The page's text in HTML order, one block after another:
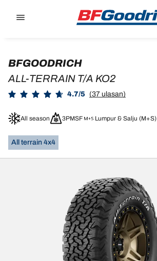
BFGOODRICH
ALL-TERRAIN T/A KO2
4.7/5 (37 ulasan)
All season 3PMSF Lumpur & Salju (M+S)
All terrain 4x4